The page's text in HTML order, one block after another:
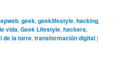
,geek,geeklifestyle,hacking,
vida,Geek Lifestyle,hackers,
de la torre,transformación digital |